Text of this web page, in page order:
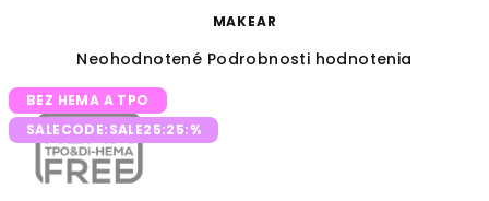
MAKEAR
Priemerné
produktu
je
0,0
z
5
Neohodnotené Podrobnosti hodnotenia
BEZ HEMA A TPO
SALECODE:SALE25:25:%